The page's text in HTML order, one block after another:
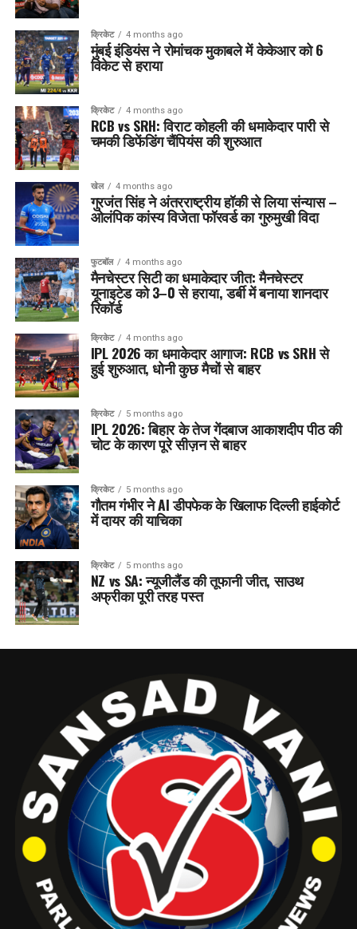
क्रिकेट 4 months ago
मुंबई इंडियंस ने रोमांचक मुकाबले में केकेआर को 6
विकेट से हराया
क्रिकेट 4 months ago
RCB vs SRH: विराट कोहली की धमाकेदार पारी से
चमकी डिफेंडिंग चैंपियंस की शुरुआत
खेल 4 months ago
गुरजंत सिंह ने अंतरराष्ट्रीय हॉकी से लिया संन्यास –
ओलंपिक कांस्य विजेता फॉरवर्ड का गुरुमुखी विदा
फुटबॉल 4 months ago
मैनचेस्टर सिटी का धमाकेदार जीत: मैनचेस्टर
यूनाइटेड को 3–0 से हराया, डर्बी में बनाया शानदार
रिकॉर्ड
क्रिकेट 4 months ago
IPL 2026 का धमाकेदार आगाज: RCB vs SRH से
हुई शुरुआत, धोनी कुछ मैचों से बाहर
क्रिकेट 5 months ago
IPL 2026: बिहार के तेज गेंदबाज आकाशदीप पीठ की
चोट के कारण पूरे सीज़न से बाहर
क्रिकेट 5 months ago
गौतम गंभीर ने AI डीपफेक के खिलाफ दिल्ली हाईकोर्ट
में दायर की याचिका
क्रिकेट 5 months ago
NZ vs SA: न्यूजीलैंड की तूफानी जीत, साउथ
अफ्रीका पूरी तरह पस्त